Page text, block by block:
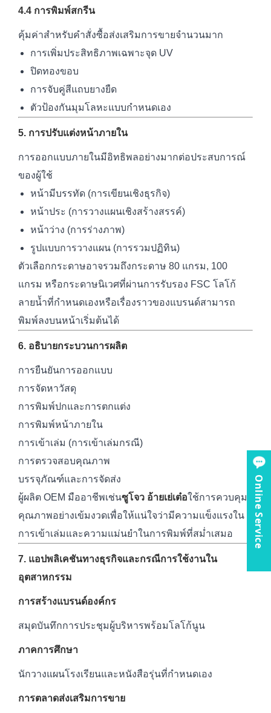
4.4 การพิมพ์สกรีน
คุ้มค่าสำหรับคำสั่งซื้อส่งเสริมการขายจำนวนมาก
การเพิ่มประสิทธิภาพเฉพาะจุด UV
ปิดทองขอบ
การจับคู่สีแถบยางยืด
ตัวป้องกันมุมโลหะแบบกำหนดเอง
5. การปรับแต่งหน้าภายใน
การออกแบบภายในมีอิทธิพลอย่างมากต่อประสบการณ์
ของผู้ใช้
หน้ามีบรรทัด (การเขียนเชิงธุรกิจ)
หน้าประ (การวางแผนเชิงสร้างสรรค์)
หน้าว่าง (การร่างภาพ)
รูปแบบการวางแผน (การรวมปฏิทิน)
ตัวเลือกกระดาษอาจรวมถึงกระดาษ 80 แกรม, 100
แกรม หรือกระดาษนิเวศที่ผ่านการรับรอง FSC โลโก้
ลายน้ำที่กำหนดเองหรือเรื่องราวของแบรนด์สามารถ
พิมพ์ลงบนหน้าเริ่มต้นได้
6. อธิบายกระบวนการผลิต
การยืนยันการออกแบบ
การจัดหาวัสดุ
การพิมพ์ปกและการตกแต่ง
การพิมพ์หน้าภายใน
การเข้าเล่ม (การเข้าเล่มกรณี)
การตรวจสอบคุณภาพ
บรรจุภัณฑ์และการจัดส่ง
ผู้ผลิต OEM มืออาชีพเช่นซูโจว อ้ายเย่เต๋อใช้การควบคุม
คุณภาพอย่างเข้มงวดเพื่อให้แน่ใจว่ามีความแข็งแรงใน
การเข้าเล่มและความแม่นยำในการพิมพ์ที่สม่ำเสมอ
7. แอปพลิเคชันทางธุรกิจและกรณีการใช้งานใน
อุตสาหกรรม
การสร้างแบรนด์องค์กร
สมุดบันทึกการประชุมผู้บริหารพร้อมโลโก้นูน
ภาคการศึกษา
นักวางแผนโรงเรียนและหนังสือรุ่นที่กำหนดเอง
การตลาดส่งเสริมการขาย
Online Service